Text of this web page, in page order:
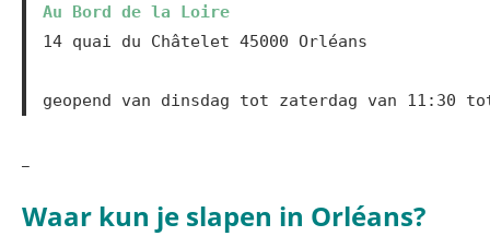
Au Bord de la Loire
14 quai du Châtelet 45000 Orléans
geopend van dinsdag tot zaterdag van 11:30
Waar kun je slapen in Orléans?